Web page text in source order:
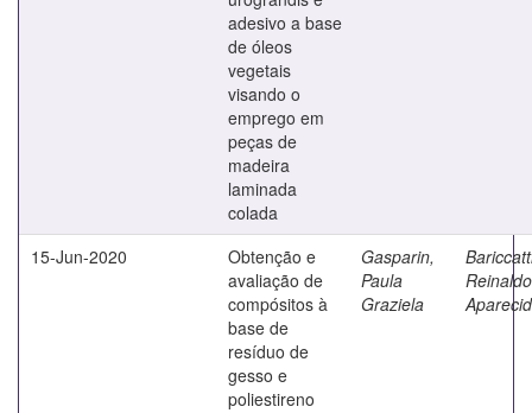
adesivo a base
de óleos
vegetais
visando o
emprego em
peças de
madeira
laminada
colada
15-Jun-2020
Obtenção e
avaliação de
compósitos à
base de
resíduo de
gesso e
poliestireno
Gasparin,
Paula
Graziela
Reinaldo